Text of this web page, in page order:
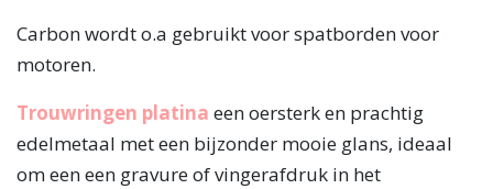
Carbon wordt o.a gebruikt voor spatborden voor
motoren.
Trouwringen platina een oersterk en prachtig
edelmetaal met een bijzonder mooie glans, ideaal
om een een gravure of vingerafdruk in het